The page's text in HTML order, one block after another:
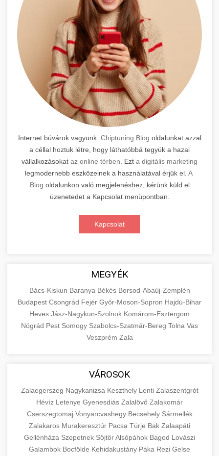
Internet búvárok vagyunk. Chiptuning Blog oldalunkat azzal
a céllal hoztuk létre, hogy láthatóbbá tegyük a hazai
vállalkozásokat az online térben . Ezt a digitális marketing
legmodernebb eszközeinek a használatával érjük el. A
Blog oldalunkon való megjelenéshez, kérünk küld el
üzenetedet a Kapcsolat menüpontban.
Kapcsolat
MEGYÉK
Bács-Kiskun Baranya Békés Borsod-Abaúj-Zemplén
Budapest Csongrád Fejér Győr-Moson-Sopron Hajdú-Bihar
Heves Jász-Nagykun-Szolnok Komárom-Esztergom
Nógrád Pest Somogy Szabolcs-Szatmár-Bereg Tolna Vas
Veszprém Zala
VÁROSOK
Zalaegerszeg Nagykanizsa Keszthely Lenti Zalaszentgrót
Hévíz Letenye Gyenesdiás Zalalövő Zalakomár
Cserszegtomaj Vonyarcvashegy Becsehely Sármellék
Zalakaros Murakeresztúr Pacsa Türje Bak Zalaapáti
Gellénháza Szepetnek SöjtörAlsópáhok Bagod Lovászi
Galambok Bocfölde Kehidakustány Páka Rezi Gelse